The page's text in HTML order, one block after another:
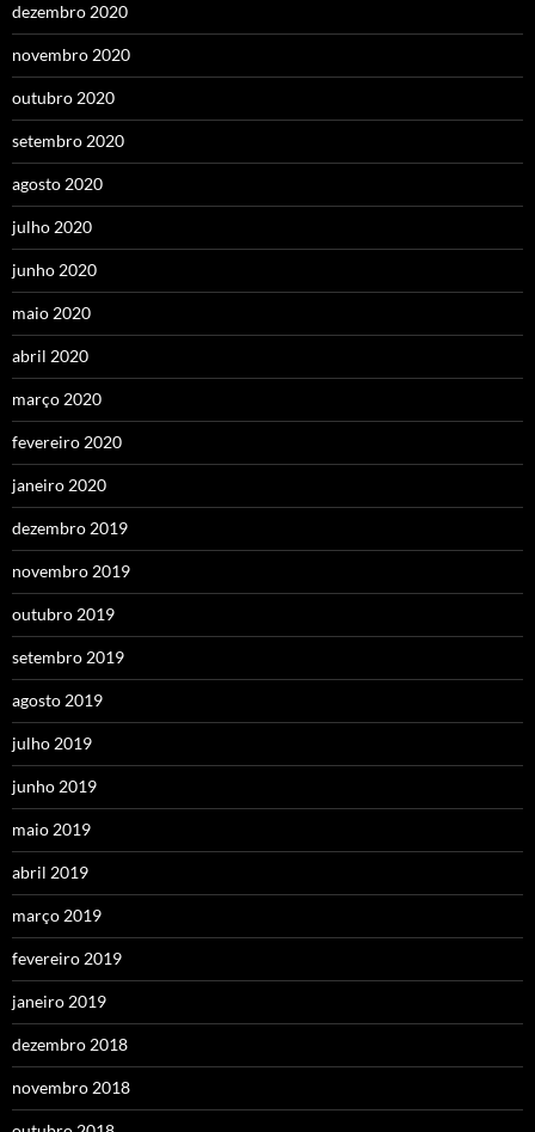
dezembro 2020
novembro 2020
outubro 2020
setembro 2020
agosto 2020
julho 2020
junho 2020
maio 2020
abril 2020
março 2020
fevereiro 2020
janeiro 2020
dezembro 2019
novembro 2019
outubro 2019
setembro 2019
agosto 2019
julho 2019
junho 2019
maio 2019
abril 2019
março 2019
fevereiro 2019
janeiro 2019
dezembro 2018
novembro 2018